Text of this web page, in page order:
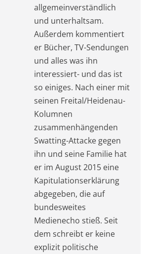
allgemeinverständlich
und unterhaltsam.
Außerdem kommentiert
er Bücher, TV-Sendungen
und alles was ihn
interessiert- und das ist
so einiges. Nach einer mit
seinen Freital/Heidenau-
Kolumnen
zusammenhängenden
Swatting-Attacke gegen
ihn und seine Familie hat
er im August 2015 eine
Kapitulationserklärung
abgegeben, die auf
bundesweites
Medienecho stieß. Seit
dem schreibt er keine
explizit politische